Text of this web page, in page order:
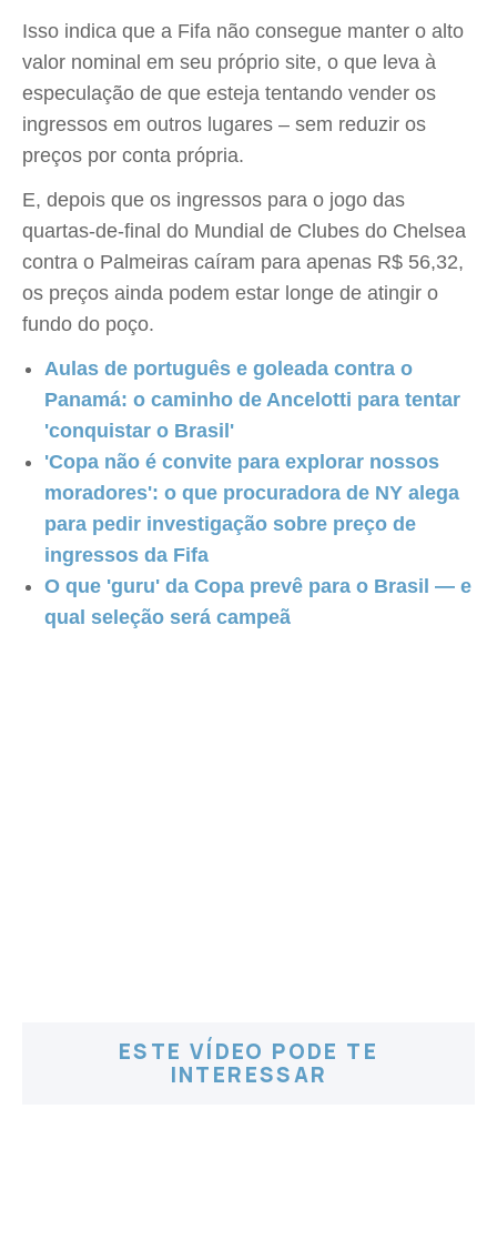
Isso indica que a Fifa não consegue manter o alto
valor nominal em seu próprio site, o que leva à
especulação de que esteja tentando vender os
ingressos em outros lugares – sem reduzir os
preços por conta própria.
E, depois que os ingressos para o jogo das
quartas-de-final do Mundial de Clubes do Chelsea
contra o Palmeiras caíram para apenas R$ 56,32,
os preços ainda podem estar longe de atingir o
fundo do poço.
Aulas de português e goleada contra o
Panamá: o caminho de Ancelotti para tentar
'conquistar o Brasil'
'Copa não é convite para explorar nossos
moradores': o que procuradora de NY alega
para pedir investigação sobre preço de
ingressos da Fifa
O que 'guru' da Copa prevê para o Brasil — e
qual seleção será campeã
ESTE VÍDEO PODE TE
INTERESSAR